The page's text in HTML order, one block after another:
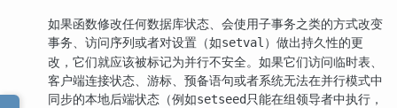
如果函数修改任何数据库状态、会使用子事务之类的方式改变
事务、访问序列或者对设置（如setval ）做出持久性的更
改，它们就应该被标记为并行不安全。如果它们访问临时表、
客户端连接状态、游标、预备语句或者系统无法在并行模式中
同步的本地后端状态（例如setseed只能在组领导者中执行，